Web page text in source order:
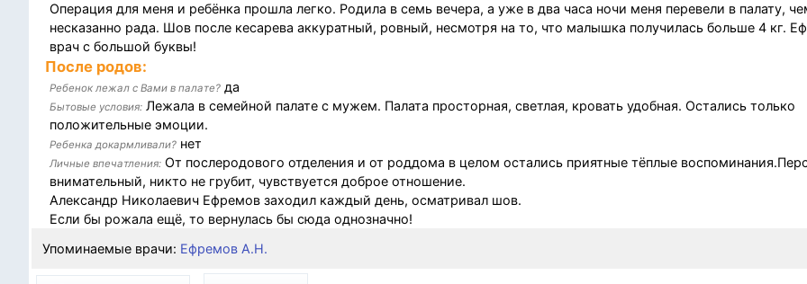
Операция для меня и ребёнка прошла легко. Родила в семь вечера, а уже в два часа ночи меня перевели в палату,
несказанно рада. Шов после кесарева аккуратный, ровный, несмотря на то, что малышка получилась больше 4 кг.
врач с большой буквы!
После родов:
Ребенок лежал с Вами в палате? да
Бытовые условия: Лежала в семейной палате с мужем. Палата просторная, светлая, кровать удобная. Остались только
положительные эмоции.
Ребенка докармливали? нет
Личные впечатления: От послеродового отделения и от роддома в целом остались приятные тёплые
внимательный, никто не грубит, чувствуется доброе отношение.
Александр Николаевич Ефремов заходил каждый день, осматривал шов.
Если бы рожала ещё, то вернулась бы сюда однозначно!
Упоминаемые врачи: Ефремов А.Н.